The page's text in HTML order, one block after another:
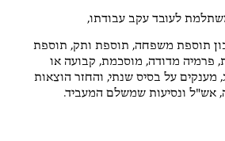
תוספת משפחה, תוספת ותק, תוספת
פרמיה מדודה, מוסכמת, קבועה או
מענקים על בסיס שנתי, והחזר הוצאות
אש"ל ונסיעות שמשלם המעביד.